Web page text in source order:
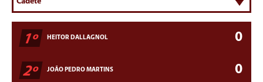
1º HEITOR DALLAGNOL 0
2º JOÃO PEDRO MARTINS 0